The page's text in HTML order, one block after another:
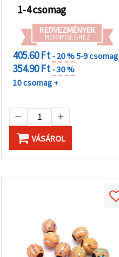
1-4 csomag
KEDVEZMÉNYEK
MENNYISÉGHEZ
405.60 Ft- 20 %5-9 csomag
354.90 Ft- 30 %
10 csomag +
VÁSÁROL